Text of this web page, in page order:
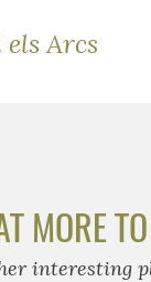
Arcs
MORE
interesting